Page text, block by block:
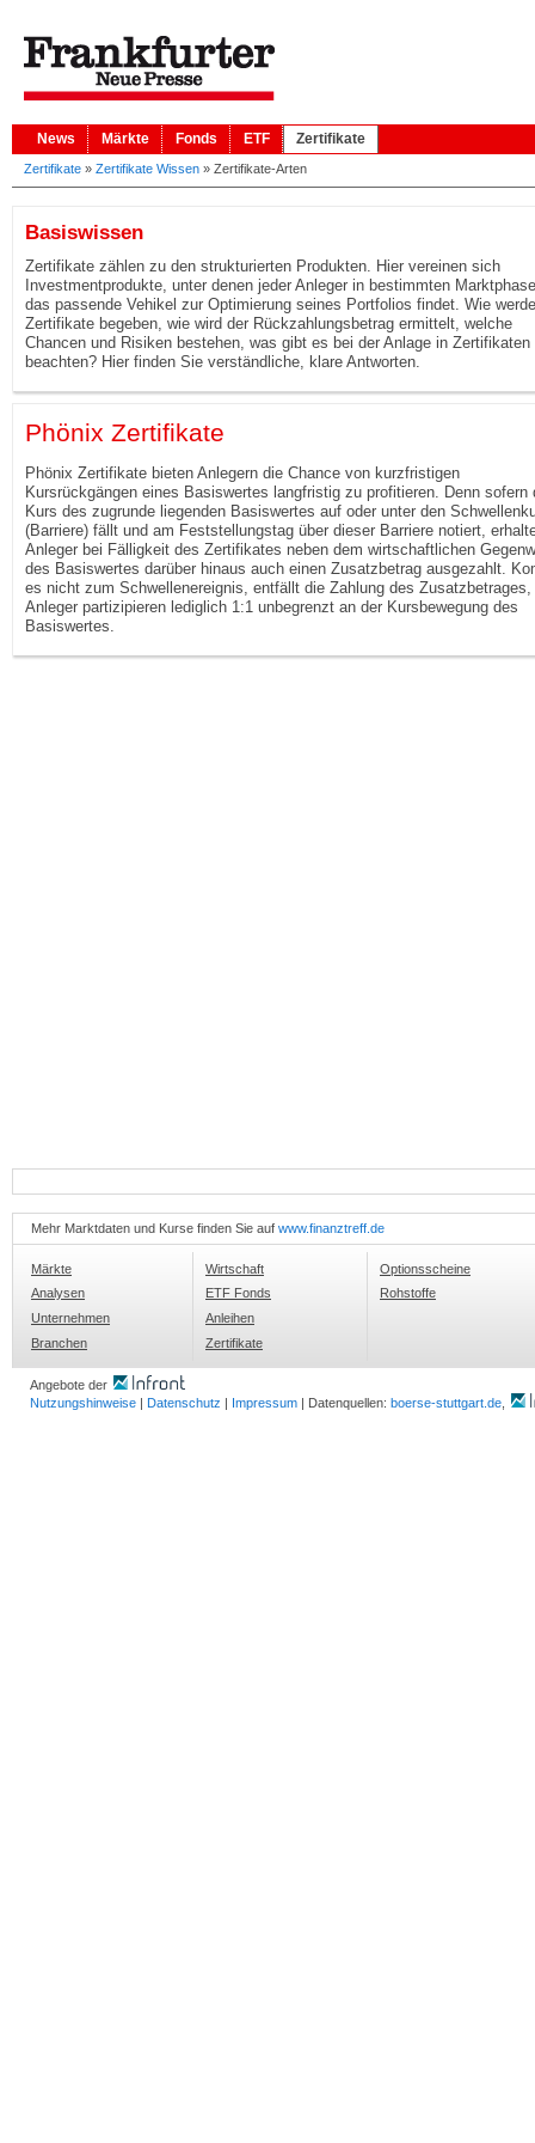
News Märkte Fonds ETF Zertifikate
Zertifikate » Zertifikate Wissen » Zertifikate-Arten
Basiswissen
Zertifikate zählen zu den strukturierten Produkten. Hier vereinen sich
Investmentprodukte, unter denen jeder Anleger in bestimmten
das passende Vehikel zur Optimierung seines Portfolios findet. Wie
Zertifikate begeben, wie wird der Rückzahlungsbetrag ermittelt, welche
Chancen und Risiken bestehen, was gibt es bei der Anlage in Zertifikaten
beachten? Hier finden Sie verständliche, klare Antworten.
Phönix Zertifikate
Phönix Zertifikate bieten Anlegern die Chance von kurzfristigen
Kursrückgängen eines Basiswertes langfristig zu profitieren. Denn sofern
Kurs des zugrunde liegenden Basiswertes auf oder unter den
(Barriere) fällt und am Feststellungstag über dieser Barriere notiert,
Anleger bei Fälligkeit des Zertifikates neben dem wirtschaftlichen
des Basiswertes darüber hinaus auch einen Zusatzbetrag ausgezahlt.
es nicht zum Schwellenereignis, entfällt die Zahlung des Zusatzbetrages,
Anleger partizipieren lediglich 1:1 unbegrenzt an der Kursbewegung des
Basiswertes.
Mehr Marktdaten und Kurse finden Sie auf www.finanztreff.de
Märkte
Analysen
Unternehmen
Branchen
Wirtschaft
ETF Fonds
Anleihen
Zertifikate
Optionsscheine
Rohstoffe
Angebote der
Nutzungshinweise | Datenschutz | Impressum | Datenquellen: boerse-stuttgart.de